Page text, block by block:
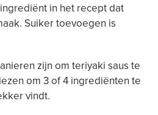
in het recept dat
Suiker toevoegen is
zijn om teriyaki saus te
om 3 of 4 ingrediënten te
vindt.